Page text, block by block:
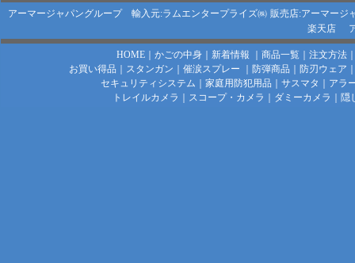
アーマージャパングループ 輸入元:ラムエンタープライズ㈱ 販売店:アーマージ
楽天店
HOME｜ かごの中身｜ 新着情報 商品一覧｜ 注文方法
お買い得品
スタンガン 催涙スプレー 防弾商品 防刃ウェア
セキュリティシステム
家庭用防犯用品 サスマタ
アラ
トレイルカメラ
スコープ・カメラ ダミーカメラ 隠